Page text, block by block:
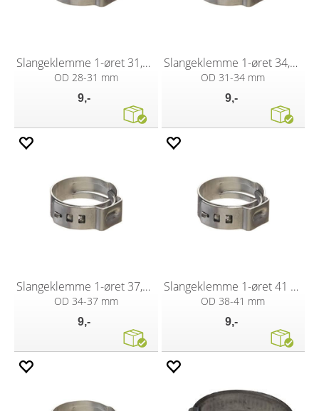
Slangeklemme 1-øret 31,6 mm
OD 28-31 mm
9,-
Slangeklemme 1-øret 34,6 mm
OD 31-34 mm
9,-
Slangeklemme 1-øret 37,6 mm
OD 34-37 mm
9,-
Slangeklemme 1-øret 41 mm
OD 38-41 mm
9,-